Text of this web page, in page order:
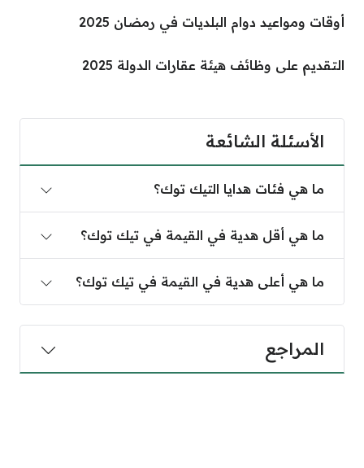
أوقات ومواعيد دوام البلديات في رمضان 2025
التقديم على وظائف هيئة عقارات الدولة 2025
الأسئلة الشائعة
ما هي فئات هدايا التيك توك؟
ما هي أقل هدية في القيمة في تيك توك؟
ما هي أعلى هدية في القيمة في تيك توك؟
المراجع